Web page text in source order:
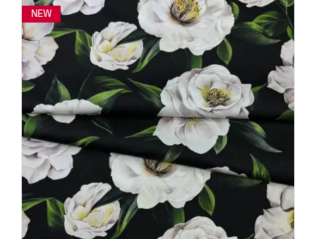
NEW